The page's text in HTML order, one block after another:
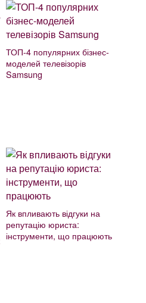
ТОП-4 популярних бізнес-
моделей телевізорів
Samsung
Як впливають відгуки на
репутацію юриста:
інструменти, що працюють